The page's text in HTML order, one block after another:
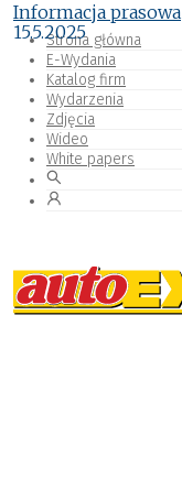
Strona główna
E-Wydania
Katalog firm
Wydarzenia
Zdjęcia
Wideo
White papers
Informacja prasowa
15.5.2025